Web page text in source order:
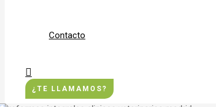
Contacto
Buscar
¿TE LLAMAMOS?